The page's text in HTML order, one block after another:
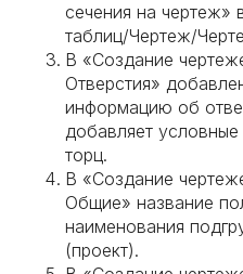
сечения на чертеж»
таблиц/Чертеж/
В «Создание
Отверстия»
информацию об
добавляет
торц.
В «Создание
Общие» название
наименования
(проект).